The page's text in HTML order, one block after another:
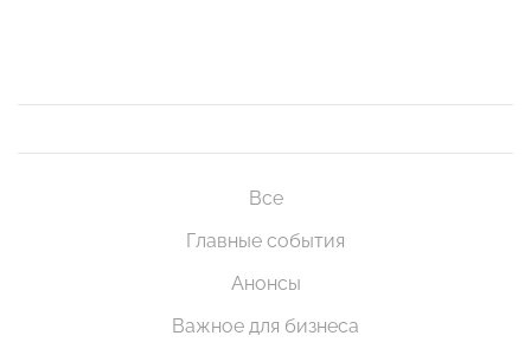
Все
Главные события
Анонсы
Важное для бизнеса